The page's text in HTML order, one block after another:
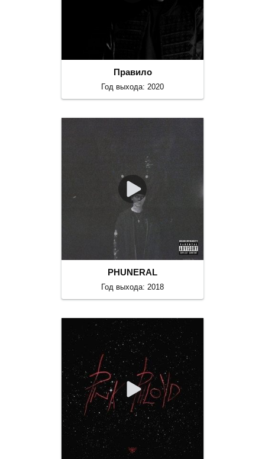
Правило
Год выхода: 2020
PHUNERAL
Год выхода: 2018